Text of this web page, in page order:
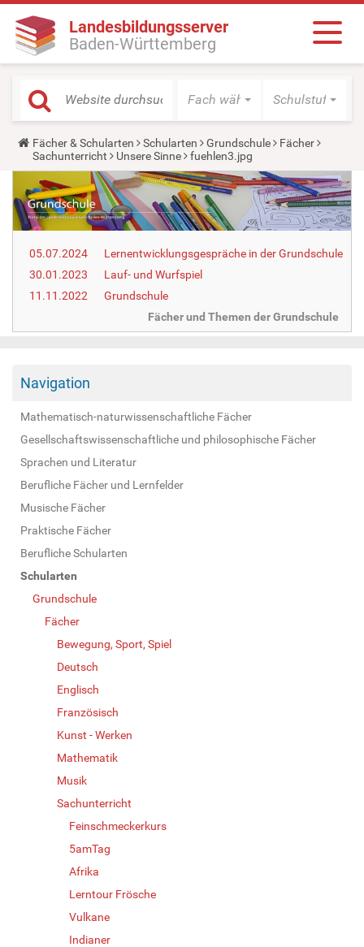
Landesbildungsserver
Baden-Württemberg
Fach wählen Schulstufe
Y
o
u
r
e
h
e
e
:
Fächer & Schularten Schularten Grundschule
Fächer
Sachunterricht
Unsere Sinne fuehlen3.jpg
05.07.2024
Lernentwicklungsgespräche in der Grundschule
30.01.2023
Lauf- und Wurfspiel
11.11.2022
Grundschule
Fächer und Themen der Grundschule
Navigation
Mathematisch-naturwissenschaftliche Fächer
Gesellschaftswissenschaftliche und philosophische Fächer
Sprachen und Literatur
Berufliche Fächer und Lernfelder
Musische Fächer
Praktische Fächer
Berufliche Schularten
Schularten
Grundschule
Fächer
Bewegung, Sport, Spiel
Deutsch
Englisch
Französisch
Kunst - Werken
Mathematik
Musik
Sachunterricht
Feinschmeckerkurs
5amTag
Afrika
Lerntour Frösche
Vulkane
Indianer